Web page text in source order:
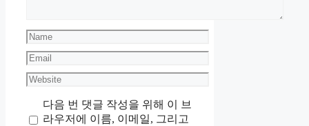
Name
Email
Website
다음 번 댓글 작성을 위해 이 브
라우저에 이름, 이메일, 그리고